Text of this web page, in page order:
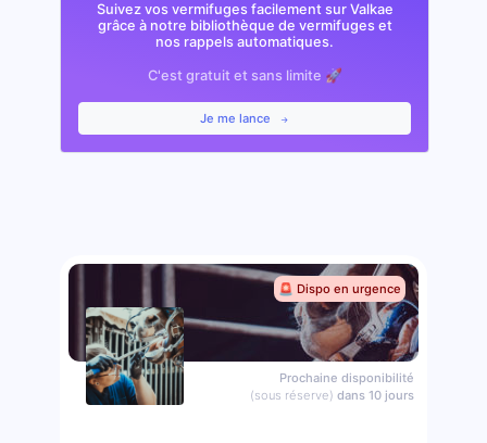
Suivez vos vermifuges facilement sur Valkae
grâce à notre bibliothèque de vermifuges et
nos rappels automatiques.
C'est gratuit et sans limite 🚀
Je me lance
🚨 Dispo en urgence
Prochaine disponibilité
(sous réserve) dans 10 jours